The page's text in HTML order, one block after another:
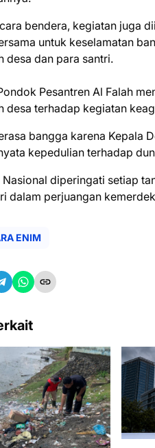
bendera, kegiatan juga
untuk keselamatan
desa dan para santri.
Pesantren Al Falah
desa terhadap kegiatan
bangga karena Kepala
kepedulian terhadap
Nasional diperingati setiap
dalam perjuangan
ENIM